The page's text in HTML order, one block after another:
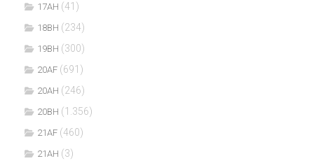
17AH (41)
18BH (234)
19BH (300)
20AF (691)
20AH (246)
20BH (1.356)
21AF (460)
21AH (3)